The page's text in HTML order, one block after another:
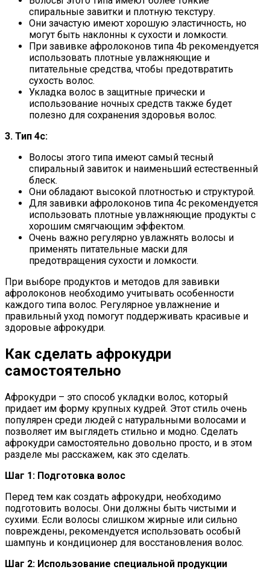
спиральные завитки и плотную текстуру.
Они зачастую имеют хорошую эластичность, но
могут быть наклонны к сухости и ломкости.
При завивке афролоконов типа 4b рекомендуется
использовать плотные увлажняющие и
питательные средства, чтобы предотвратить
сухость волос.
Укладка волос в защитные прически и
использование ночных средств также будет
полезно для сохранения здоровья волос.
3. Тип 4c:
Волосы этого типа имеют самый тесный
спиральный завиток и наименьший естественный
блеск.
Они обладают высокой плотностью и структурой.
Для завивки афролоконов типа 4c рекомендуется
использовать плотные увлажняющие продукты с
хорошим смягчающим эффектом.
Очень важно регулярно увлажнять волосы и
применять питательные маски для
предотвращения сухости и ломкости.
При выборе продуктов и методов для завивки
афролоконов необходимо учитывать особенности
каждого типа волос. Регулярное увлажнение и
правильный уход помогут поддерживать красивые и
здоровые афрокудри.
Как сделать афрокудри
самостоятельно
Афрокудри – это способ укладки волос, который
придает им форму крупных кудрей. Этот стиль очень
популярен среди людей с натуральными волосами и
позволяет им выглядеть стильно и модно. Сделать
афрокудри самостоятельно довольно просто, и в этом
разделе мы расскажем, как это сделать.
Шаг 1: Подготовка волос
Перед тем как создать афрокудри, необходимо
подготовить волосы. Они должны быть чистыми и
сухими. Если волосы слишком жирные или сильно
повреждены, рекомендуется использовать особый
шампунь и кондиционер для восстановления волос.
Шаг 2: Использование специальной продукции